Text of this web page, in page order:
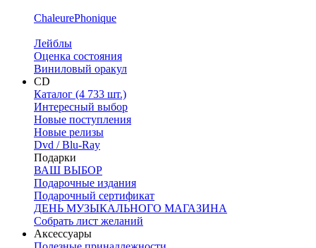
ChaleurePhonique
Лейблы
Оценка состояния
Виниловый оракул
CD
Каталог (4 733 шт.)
Интересный выбор
Новые поступления
Новые релизы
Dvd / Blu-Ray
Подарки
ВАШ ВЫБОР
Подарочные издания
Подарочный сертификат
ДЕНЬ МУЗЫКАЛЬНОГО МАГАЗИНА
Собрать лист желаний
Аксессуары